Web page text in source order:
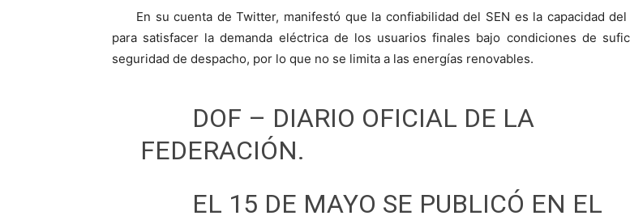
En su cuenta de Twitter, manifestó que la confiabilidad del SEN es la capacidad
para satisfacer la demanda eléctrica de los usuarios finales bajo condiciones de
seguridad de despacho, por lo que no se limita a las energías renovables.
DOF – DIARIO OFICIAL DE LA
FEDERACIÓN.
EL 15 DE MAYO SE PUBLICÓ EN EL